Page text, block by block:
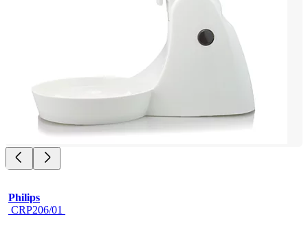
Philips
CRP206/01